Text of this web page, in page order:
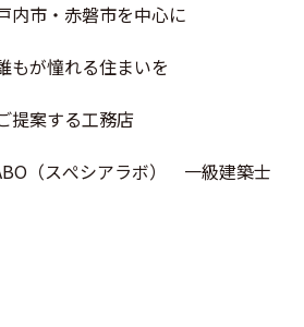
内市・赤磐市を中心に
もが憧れる住まいを
提案する工務店
（スぺシアラボ） 一級建築士